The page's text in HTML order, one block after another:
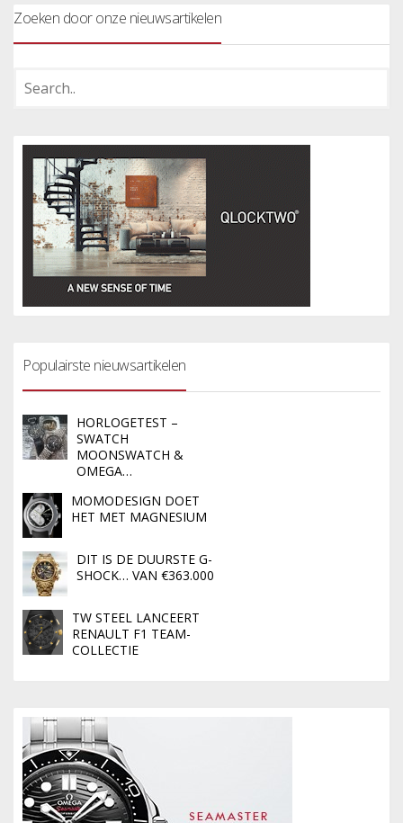
Zoeken door onze nieuwsartikelen
Populairste nieuwsartikelen
HORLOGETEST –
SWATCH
MOONSWATCH &
OMEGA…
MOMODESIGN DOET
HET MET MAGNESIUM
DIT IS DE DUURSTE G-
SHOCK… VAN €363.000
TW STEEL LANCEERT
RENAULT F1 TEAM-
COLLECTIE